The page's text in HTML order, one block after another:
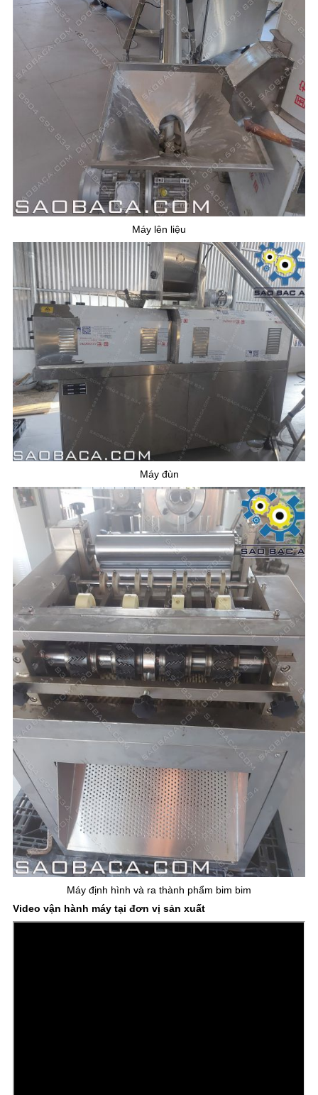
Máy lên liệu
Máy đùn
Máy định hình và ra thành phẩm bim bim
Video vận hành máy tại đơn vị sản xuất